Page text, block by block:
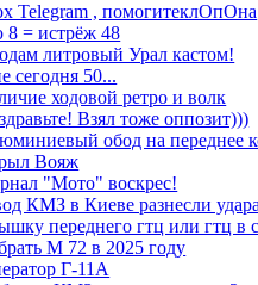
Telegram , помогитеклОпОна
8 = истрёж 48
литровый Урал кастом!
сегодня 50...
ходовой ретро и волк
Взял тоже оппозит)))
обод на переднее
Вояж
"Мото" воскрес!
КМЗ в Киеве разнесли
переднего гтц или гтц в
М 72 в 2025 году
Г-11А